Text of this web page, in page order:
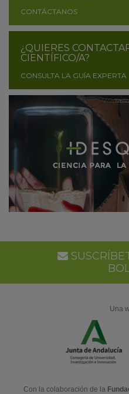
CONTÁCTANOS
¿QUIERES
CIENTÍFICO/A?
CONSULTA LA GUÍA EXPERTA
Una
Con la colaboración de la